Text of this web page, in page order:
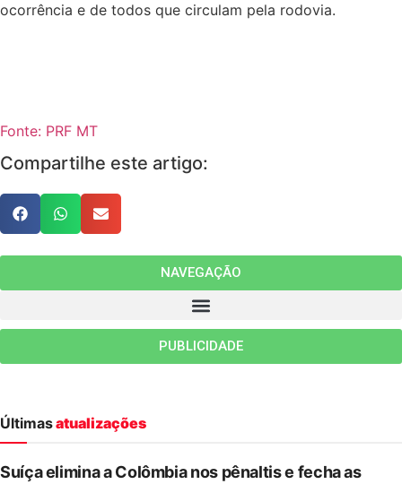
ocorrência e de todos que circulam pela rodovia.
Fonte: PRF MT
Compartilhe este artigo:
NAVEGAÇÃO
PUBLICIDADE
Últimasatualizações
Suíça elimina a Colômbia nos pênaltis e fecha as